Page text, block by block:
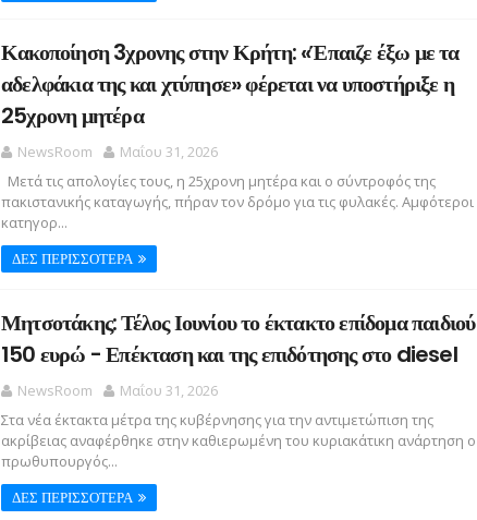
Κακοποίηση 3χρονης στην Κρήτη: «Έπαιζε έξω με τα
αδελφάκια της και χτύπησε» φέρεται να υποστήριξε η
25χρονη μητέρα
NewsRoom
Μαΐου 31, 2026
Μετά τις απολογίες τους, η 25χρονη μητέρα και ο σύντροφός της
πακιστανικής καταγωγής, πήραν τον δρόμο για τις φυλακές. Αμφότεροι
κατηγορ...
ΔΕΣ ΠΕΡΙΣΣΟΤΕΡΑ
Μητσοτάκης: Τέλος Ιουνίου το έκτακτο επίδομα παιδιού
150 ευρώ - Επέκταση και της επιδότησης στο diesel
NewsRoom
Μαΐου 31, 2026
Στα νέα έκτακτα μέτρα της κυβέρνησης για την αντιμετώπιση της
ακρίβειας αναφέρθηκε στην καθιερωμένη του κυριακάτικη ανάρτηση ο
πρωθυπουργός...
ΔΕΣ ΠΕΡΙΣΣΟΤΕΡΑ